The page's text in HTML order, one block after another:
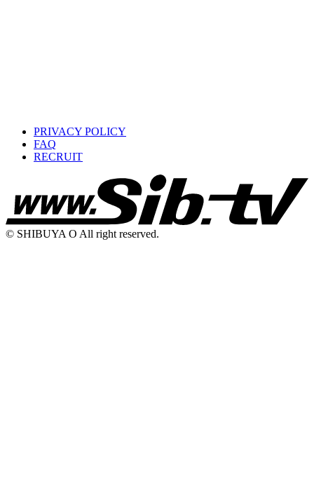
PRIVACY POLICY
FAQ
RECRUIT
© SHIBUYA O All right reserved.